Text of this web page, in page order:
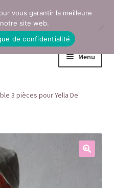
Menu
3 pièces pour Yella De
vous garantir la meilleure
site web.
de confidentialité